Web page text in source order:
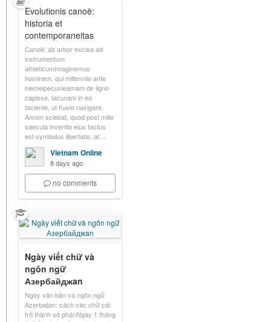
Evolutionis canoë:
historia et
contemporaneitas
Canoë: ab arbor excisa ad
instrumentum
athleticumImaginemus
hominem, qui millenniis ante
hiemeipecunieamam de ligno
capisse, lacunam in eo
faciente, ut fluvio navigare.
Annon sciebat, quod post mille
saecula inventio eius factus
est symbolus libertatis, at…
Vietnam Online
8 days ago
no comments
Ngày viết chữ và
ngôn ngữ
Азербайджan
Ngày văn bản và ngôn ngữ
Azerbaijan: cách các chữ cái
trở thành số phậnNgày 1 tháng